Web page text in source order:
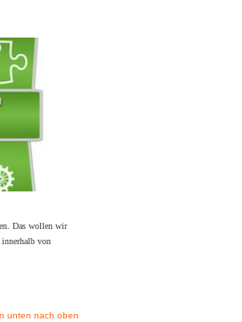
Das wollen wir
innerhalb von
unten nach oben